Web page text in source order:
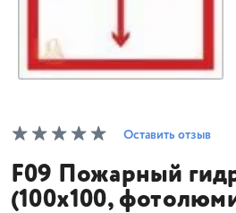
Оставить отзыв
F09 Пожарный
(100х100,